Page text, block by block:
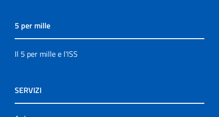
5 per mille
Il 5 per mille e l'ISS
SERVIZI